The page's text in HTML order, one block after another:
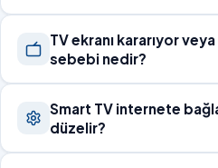
TV ekranı kararıyor
sebebi nedir?
Smart TV internete
düzelir?